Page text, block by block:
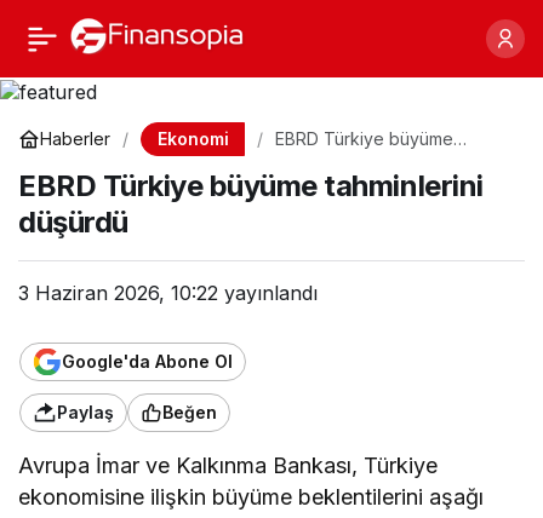
Haberler Ekonomi
EBRD Türkiye büyüme
EBRD Türkiye büyüme tahminlerini
düşürdü
3 Haziran 2026, 10:22 yayınlandı
Google'da Abone Ol
Paylaş Beğen
Avrupa İmar ve Kalkınma Bankası, Türkiye
ekonomisine ilişkin büyüme beklentilerini aşağı
EBRD Türkiye büyüme
tahminlerini düşürdü
Paylaş